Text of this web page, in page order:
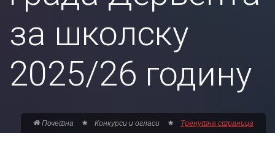
за школску
2025/26 годину
Почетна Конкурси и огласи Тренутна страница